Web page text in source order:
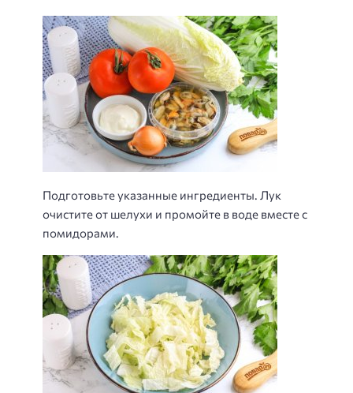
Подготовьте указанные ингредиенты. Лук
очистите от шелухи и промойте в воде вместе с
помидорами.